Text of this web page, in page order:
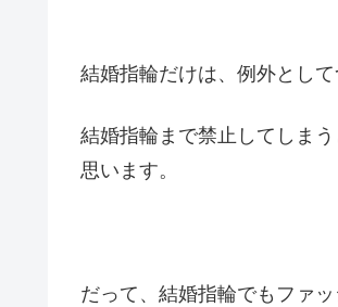
結婚指輪だけは、例外とし
結婚指輪まで禁止してしま
思います。
だって、結婚指輪でもファ